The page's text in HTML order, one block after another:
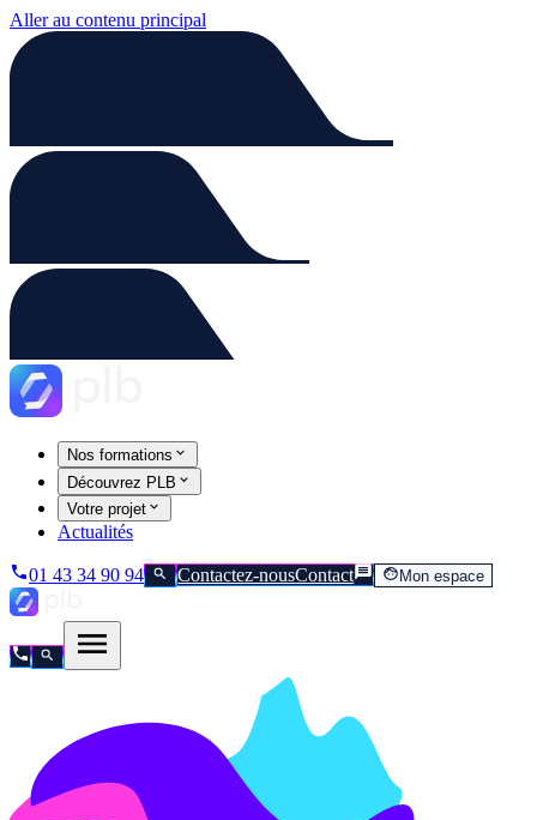
Aller au contenu principal
Nos formations
Découvrez PLB
Votre projet
Actualités
01 43 34 90 94 Contactez-nousContact Mon espace